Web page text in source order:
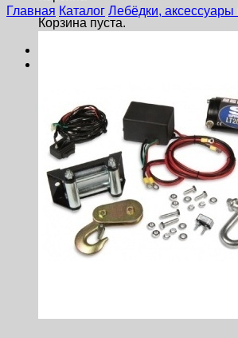
Корзина пуста.
Главная Каталог Лебёдки, аксессуары